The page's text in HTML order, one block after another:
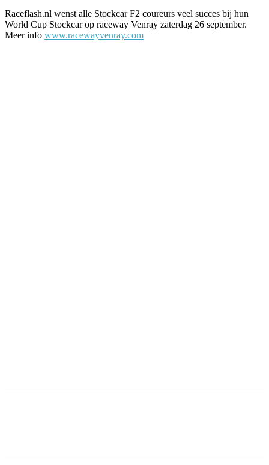
Raceflash.nl wenst alle Stockcar F2 coureurs veel succes bij hun
World Cup Stockcar op raceway Venray zaterdag 26 september.
Meer info www.racewayvenray.com